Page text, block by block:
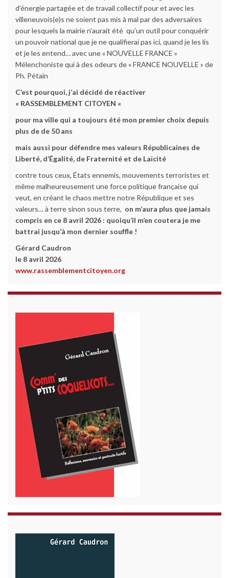
d’énergie partagée et de travail collectif pour et avec les
villeneuvois(e)s ne soient pas mis à mal par des adversaires
pour lesquels la mairie n’aurait été qu’un outil pour conquérir
un pouvoir national que je ne qualifierai pas ici, quand je les lis
et je les entend… avec une « NOUVELLE FRANCE »
Mélenchoniste qui à des odeurs de « FRANCE NOUVELLE » de
Ph. Pétain
C’est pourquoi, j’ai décidé de réactiver
« RASSEMBLEMENT CITOYEN «
pour ma ville qui a toujours été mon premier choix depuis
plus de de 50 ans
mais aussi pour défendre mes valeurs Républicaines de
Liberté, d’Égalité, de Fraternité et de Laïcité
contre tous ceux, États ennemis, mouvements terroristes et
même malheureusement une force politique française qui
veut, en créant le chaos mettre notre République et ses
valeurs… à terre sinon sous terre, on m’aura plus que jamais
compris en ce 8 avril 2026 : quoiqu’il m’en coutera je me
battrai jusqu’à mon dernier souffle !
Gérard Caudron
le 8 avril 2026
www.rassemblementcitoyen.org